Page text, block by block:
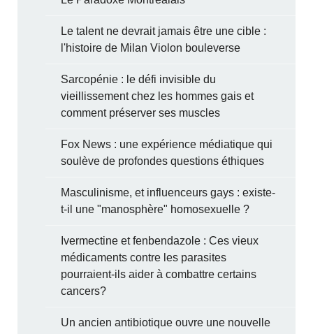
Le talent ne devrait jamais être une cible :
l'histoire de Milan Violon bouleverse
Sarcopénie : le défi invisible du
vieillissement chez les hommes gais et
comment préserver ses muscles
Fox News : une expérience médiatique qui
soulève de profondes questions éthiques
Masculinisme, et influenceurs gays : existe-
t-il une "manosphère" homosexuelle ?
Ivermectine et fenbendazole : Ces vieux
médicaments contre les parasites
pourraient-ils aider à combattre certains
cancers?
Un ancien antibiotique ouvre une nouvelle